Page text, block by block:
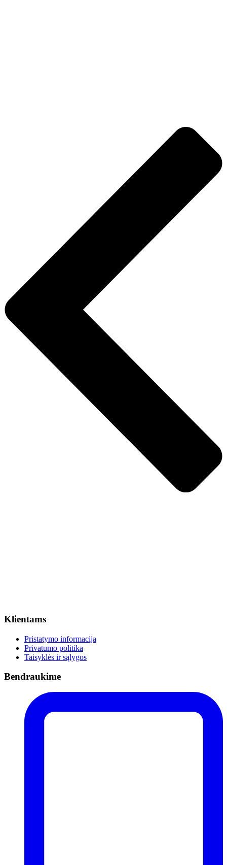
Klientams
Pristatymo informacija
Privatumo politika
Taisyklės ir sąlygos
Bendraukime